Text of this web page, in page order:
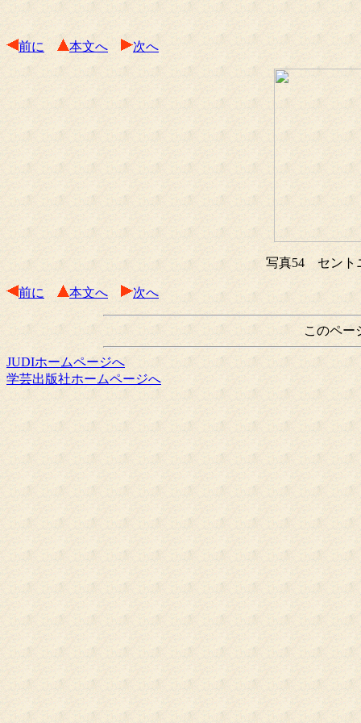
前に 本文へ 次へ
写真54 セント
前に 本文へ 次へ
このペー
JUDIホームページへ
学芸出版社ホームページへ